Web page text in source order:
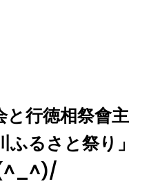
と行徳相祭會主
るさと祭り」
(^_^)/